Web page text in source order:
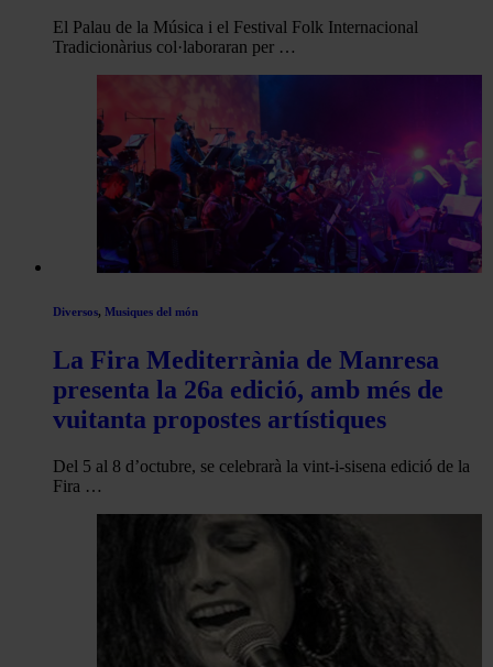
El Palau de la Música i el Festival Folk Internacional
Tradicionàrius col·laboraran per …
Diversos, Musiques del món
La Fira Mediterrània de Manresa
presenta la 26a edició, amb més de
vuitanta propostes artístiques
Del 5 al 8 d’octubre, se celebrarà la vint-i-sisena edició de la
Fira …